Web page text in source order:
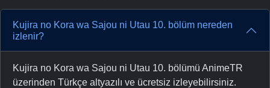
Kujira no Kora wa Sajou ni Utau 10. bölüm nereden
izlenir?
Kujira no Kora wa Sajou ni Utau 10. bölümü AnimeTR
üzerinden Türkçe altyazılı ve ücretsiz izleyebilirsiniz.